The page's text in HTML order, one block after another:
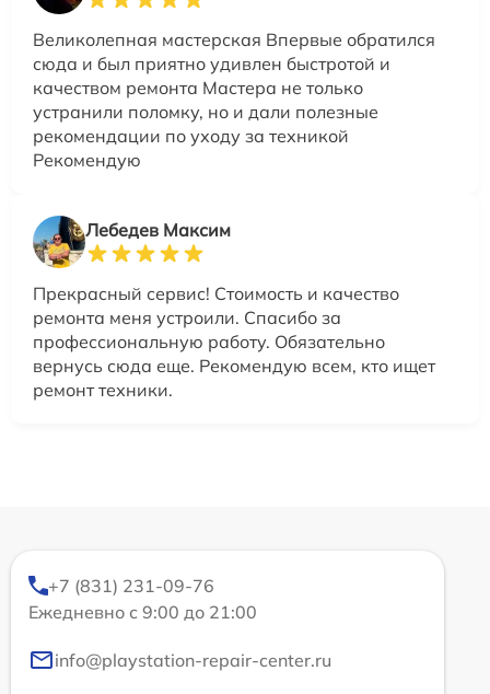
Великолепная мастерская Впервые обратился
сюда и был приятно удивлен быстротой и
качеством ремонта Мастера не только
устранили поломку, но и дали полезные
рекомендации по уходу за техникой
Рекомендую
Лебедев Максим
Прекрасный сервис! Стоимость и качество
ремонта меня устроили. Спасибо за
профессиональную работу. Обязательно
вернусь сюда еще. Рекомендую всем, кто ищет
ремонт техники.
+7 (831) 231-09-76
Ежедневно с 9:00 до 21:00
info@playstation-repair-center.ru